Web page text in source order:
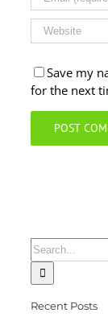
Save my
for the next
Search
for:
Recent Posts